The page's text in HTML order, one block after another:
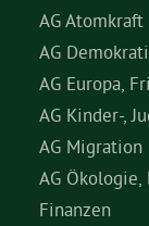
AG Atomkraft
AG
AG Europa,
AG Kinder-,
AG Migration
AG
Finanzen